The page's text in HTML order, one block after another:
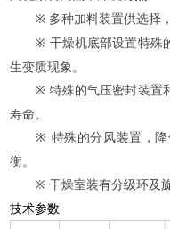
※ 多种加料装置供选择
※ 干燥机底部设置特殊
生变质现象。
※ 特殊的气压密封装置
寿命。
※ 特殊的分风装置，
衡。
※ 干燥室装有分级环及
技术参数